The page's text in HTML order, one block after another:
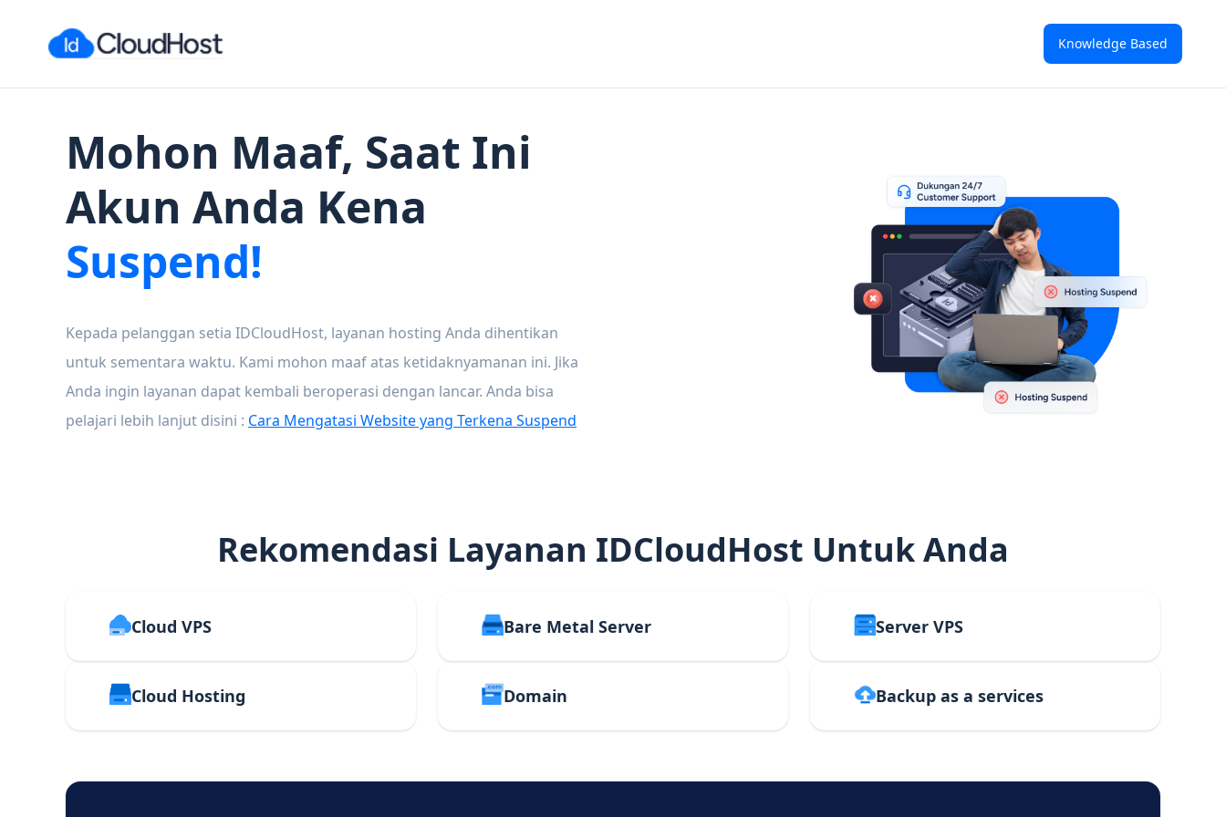
Knowledge Based
Mohon Maaf, Saat Ini
Akun Anda Kena
Suspend!
Kepada pelanggan setia IDCloudHost, layanan hosting Anda dihentikan
untuk sementara waktu. Kami mohon maaf atas ketidaknyamanan ini. Jika
Anda ingin layanan dapat kembali beroperasi dengan lancar. Anda bisa
pelajari lebih lanjut disini : Cara Mengatasi Website yang Terkena Suspend
Rekomendasi Layanan IDCloudHost Untuk Anda
Cloud VPS Bare Metal Server Server VPS
Cloud Hosting Domain Backup as a services